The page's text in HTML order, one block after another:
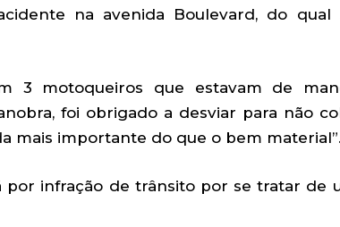
na avenida Boulevard, do qual
3 motoqueiros que estavam de
foi obrigado a desviar para não
mais importante do que o bem material”.
infração de trânsito por se tratar de